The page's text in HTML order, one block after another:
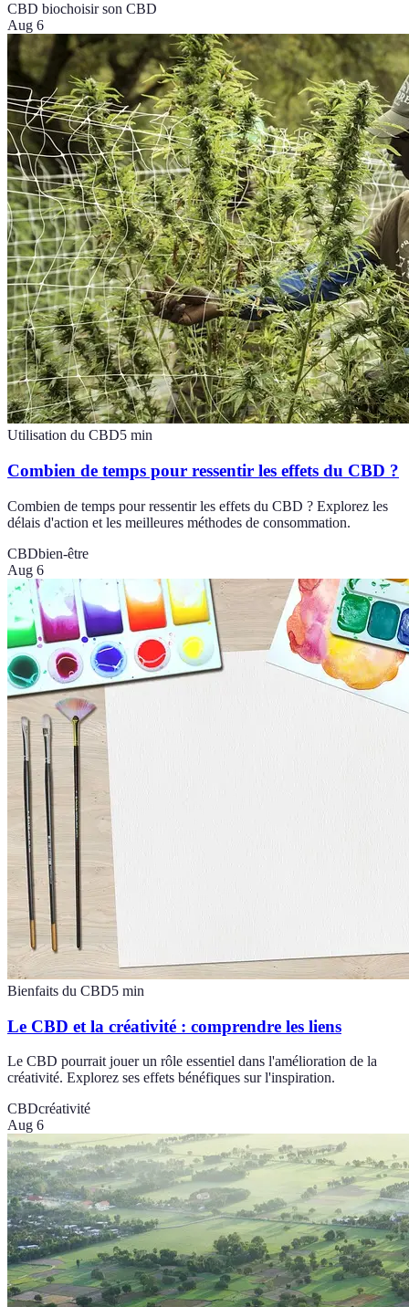
CBD biochoisir son CBD
Aug 6
Utilisation du CBD5 min
Combien de temps pour ressentir les effets du CBD ?
Combien de temps pour ressentir les effets du CBD ? Explorez les
délais d'action et les meilleures méthodes de consommation.
CBDbien-être
Aug 6
Bienfaits du CBD5 min
Le CBD et la créativité : comprendre les liens
Le CBD pourrait jouer un rôle essentiel dans l'amélioration de la
créativité. Explorez ses effets bénéfiques sur l'inspiration.
CBDcréativité
Aug 6